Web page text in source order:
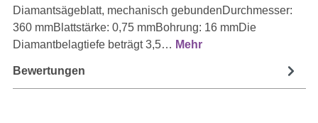
Diamantsägeblatt, mechanisch gebundenDurchmesser:
360 mmBlattstärke: 0,75 mmBohrung: 16 mmDie
Diamantbelagtiefe beträgt 3,5… Mehr
Bewertungen